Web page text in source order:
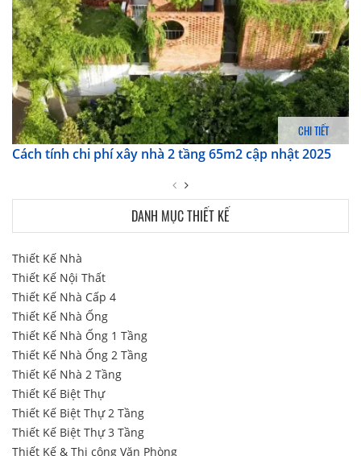
CHI TIẾT
Cách tính chi phí xây nhà 2 tầng 65m2 cập nhật 2025
DANH MỤC THIẾT KẾ
Thiết Kế Nhà
Thiết Kế Nội Thất
Thiết Kế Nhà Cấp 4
Thiết Kế Nhà Ống
Thiết Kế Nhà Ống 1 Tầng
Thiết Kế Nhà Ống 2 Tầng
Thiết Kế Nhà 2 Tầng
Thiết Kế Biệt Thự
Thiết Kế Biệt Thự 2 Tầng
Thiết Kế Biệt Thự 3 Tầng
Thiết Kế & Thi công Văn Phòng